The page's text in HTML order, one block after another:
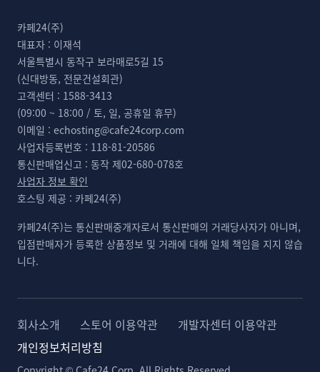
카페24(주)
대표자 : 이재석
서울특별시 동작구 보라매로5길 15
(신대방동, 전문건설회관)
고객센터 : 1588-3413
(09:00 ~ 18:00 / 토, 일, 공휴일 휴무)
이메일 : echosting@cafe24corp.com
사업자등록번호 : 118-81-20586
통신판매업신고 : 동작 제02-680-078호
사업자 정보 확인
호스팅 제공 : 카페24(주)
카페24(주)는 통신판매중개자로서 통신판매의 거래당사자가 아니며,
입점판매자가 등록한 상품정보 및 거래에 대해 일체 책임을 지지 않습
니다.
회사소개 스토어 이용약관
개발자센터 이용약관
개인정보처리방침